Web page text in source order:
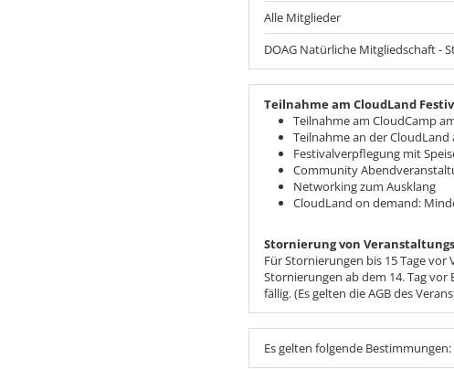
Alle Mitglieder
DOAG Natürliche Mitgliedschaft -
Teilnahme am CloudLand
Teilnahme am CloudCamp
Teilnahme an der CloudLand
Festivalverpflegung mit
Community
Networking zum Ausklang
CloudLand on demand:
Stornierung von
Für Stornierungen bis 15 Tage
Stornierungen ab dem 14. Tag
fällig. (Es gelten die AGB des
Es gelten folgende Bestimmungen: